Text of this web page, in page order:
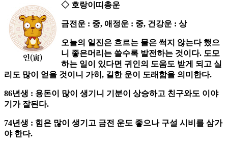
◇ 호랑이띠총운
금전운 : 중, 애정운 : 중, 건강운 : 상
오늘의 일진은 흐르는 물은 썩지 않는다 했으
니 좋은머리는 쓸수록 발전하는 것이다. 도모
하는 일이 있다면 귀인의 도움도 받게 되고 실
리도 많이 얻을 것이니 가히, 길한 운이 도래함을 의미한다.
86년생 : 용돈이 많이 생기니 기분이 상승하고 친구와도 이야
기가 잘된다.
74년생 : 힘은 많이 생기고 금전 운도 좋으나 구설 시비를 삼가
야 한다.